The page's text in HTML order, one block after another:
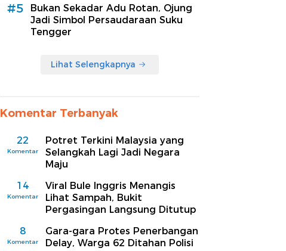
#5
Bukan Sekadar Adu Rotan, Ojung
Jadi Simbol Persaudaraan Suku
Tengger
Lihat Selengkapnya
Komentar Terbanyak
22
Komentar
Potret Terkini Malaysia yang
Selangkah Lagi Jadi Negara
Maju
14
Komentar
Viral Bule Inggris Menangis
Lihat Sampah, Bukit
Pergasingan Langsung Ditutup
8
Komentar
Gara-gara Protes Penerbangan
Delay, Warga 62 Ditahan Polisi